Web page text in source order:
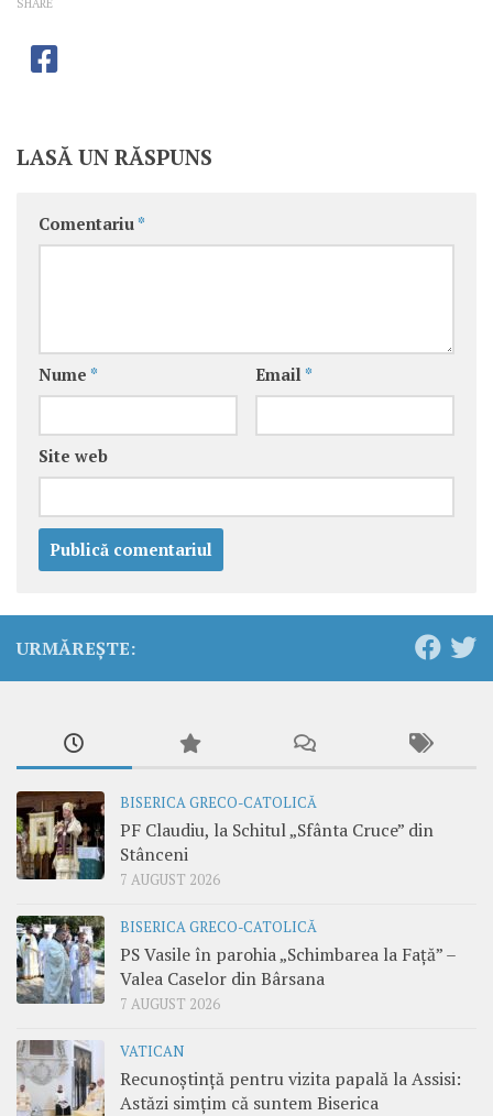
LASĂ UN RĂSPUNS
Comentariu *
Nume * Email *
Site web
URMĂREȘTE:
BISERICA GRECO-CATOLICĂ
PF Claudiu, la Schitul „Sfânta Cruce” din
Stânceni
7 AUGUST 2026
BISERICA GRECO-CATOLICĂ
PS Vasile în parohia „Schimbarea la Față” –
Valea Caselor din Bârsana
7 AUGUST 2026
VATICAN
Recunoștință pentru vizita papală la Assisi:
Astăzi simțim că suntem Biserica